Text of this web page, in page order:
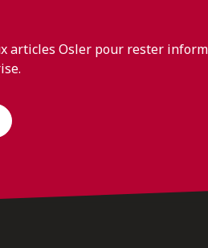
articles Osler pour rester